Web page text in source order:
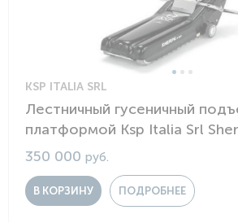
KSP ITALIA SRL
Лестничный гусеничный
платформой Ksp Italia Srl
350 000 руб.
В КОРЗИНУ ПОДРОБНЕЕ